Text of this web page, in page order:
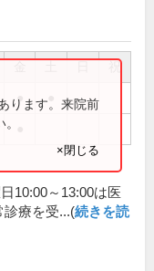
祝
●
ります。来院前
×閉じる
10:00～13:00は医
診療を受...(続きを読